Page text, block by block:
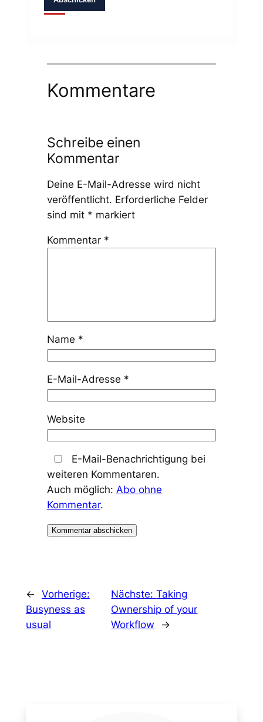
Kommentare
Schreibe einen
Kommentar
Deine E-Mail-Adresse wird nicht
veröffentlicht. Erforderliche Felder
sind mit * markiert
Kommentar *
Name *
E-Mail-Adresse *
Website
E-Mail-Benachrichtigung bei
weiteren Kommentaren.
Auch möglich: Abo ohne
Kommentar.
← Vorherige:
Busyness as
usual
Nächste:Taking
Ownership of your
Workflow
→